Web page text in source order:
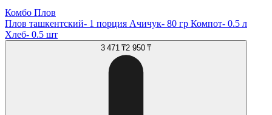
Комбо Плов
Плов ташкентский- 1 порция Ачичук- 80 гр Компот- 0.5 л
Хлеб- 0.5 шт
3 471 ₸2 950 ₸